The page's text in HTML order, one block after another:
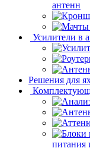
антенн
Усилители в
Решения для
питания